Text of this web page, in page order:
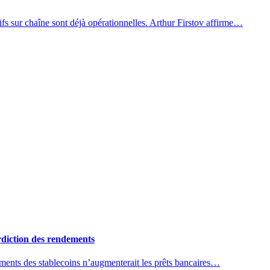
sur chaîne sont déjà opérationnelles. Arthur Firstov affirme…
des rendements
des stablecoins n’augmenterait les prêts bancaires…